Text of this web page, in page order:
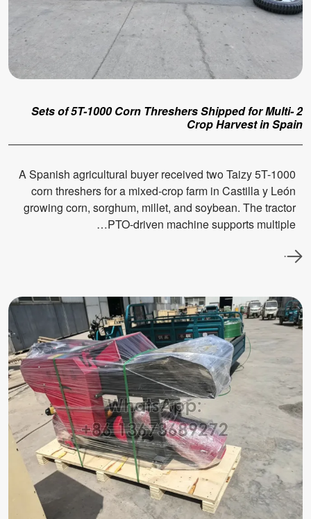
2 Sets of 5T-1000 Corn Threshers Shipped for Multi-
Crop Harvest in Spain
A Spanish agricultural buyer received two Taizy 5T-1000
corn threshers for a mixed-crop farm in Castilla y León
growing corn, sorghum, millet, and soybean. The tractor
PTO-driven machine supports multiple…